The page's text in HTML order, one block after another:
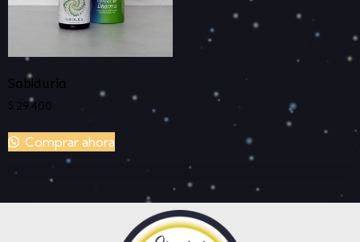
Sabiduría
$ 29.400
Comprar ahora